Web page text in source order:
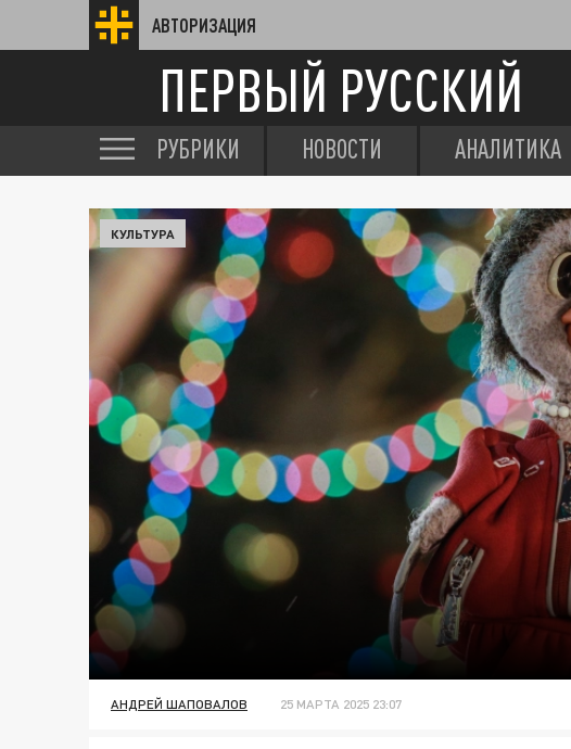
АВТОРИЗАЦИЯ
ПЕРВЫЙ РУССКИЙ
РУБРИКИ НОВОСТИ АНАЛИТИКА
КУЛЬТУРА
АНДРЕЙ ШАПОВАЛОВ 25 МАРТА 2025 23:07